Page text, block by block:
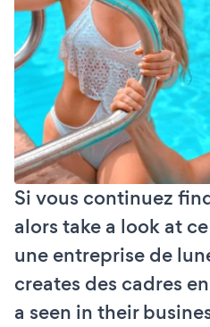
Si vous continuez
alors take a look at
une entreprise de
creates des cadres
a seen in their